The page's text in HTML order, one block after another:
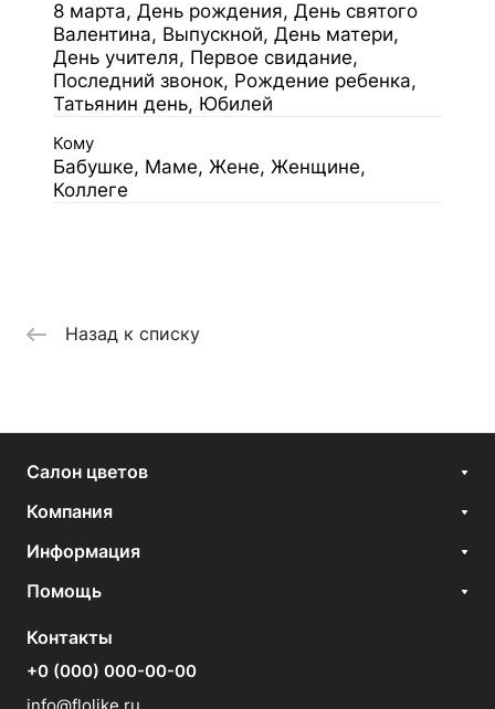
8 марта, День рождения, День святого
Валентина, Выпускной, День матери,
День учителя, Первое свидание,
Последний звонок, Рождение ребенка,
Татьянин день, Юбилей
Кому
Бабушке, Маме, Жене, Женщине,
Коллеге
Назад к списку
Салон цветов
Компания
Информация
Помощь
Контакты
+0 (000) 000-00-00